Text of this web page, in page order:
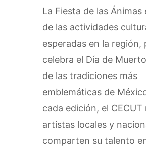
La Fiesta de las Ánimas
de las actividades
esperadas en la región,
celebra el Día de
de las tradiciones más
emblemáticas de
cada edición, el CECUT
artistas locales y
comparten su talento